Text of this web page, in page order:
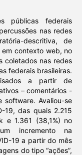
públicas federais
nas redes
descritiva, de
contexto web, no
coletados nas redes
federais brasileiras.
a partir de
– comentários -
Avaliou-se
19, das quais 2.215
e 1.361 (38,1%) no
incremento na
19 a partir do mês
do tipo “ações”,